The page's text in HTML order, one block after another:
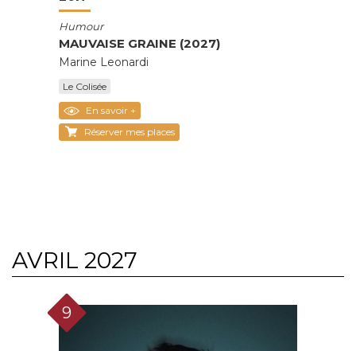
Humour
MAUVAISE GRAINE (2027)
Marine Leonardi
Le Colisée
En savoir +
Réserver mes places
AVRIL 2027
9